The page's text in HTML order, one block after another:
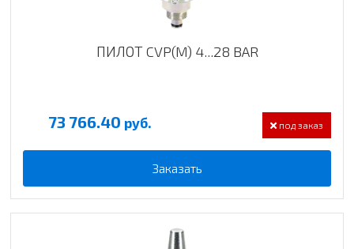
ПИЛОТ CVP(M) 4...28 BAR
73 766.40 руб. под заказ
Заказать